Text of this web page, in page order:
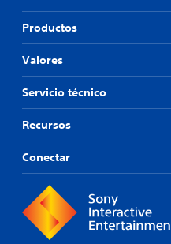
Productos
Valores
Servicio técnico
Recursos
Conectar